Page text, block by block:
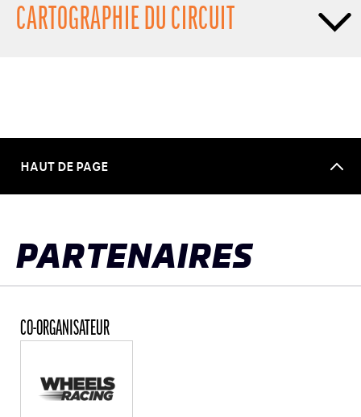
CARTOGRAPHIE DU CIRCUIT
HAUT DE PAGE
PARTENAIRES
CO-ORGANISATEUR